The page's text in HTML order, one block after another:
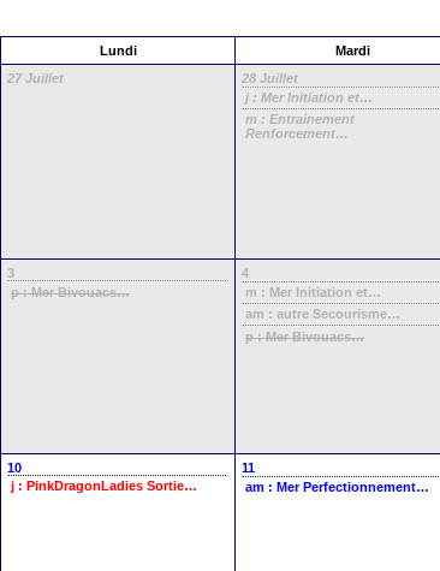
Lundi Mardi
27 Juillet
28 Juillet
j : MerInitiation et…
m : Entrainement
Renforcement…
3
p : MerBivouacs…
4
m : Mer Initiation et…
am : autre Secourisme…
p : MerBivouacs…
10
j : PinkDragonLadies Sortie…
11
am : MerPerfectionnement…